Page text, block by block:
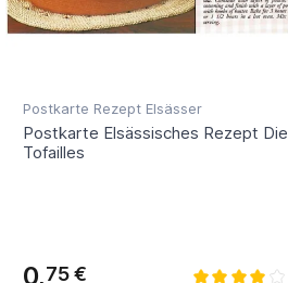
Postkarte Rezept Elsässer
Postkarte Elsässisches Rezept Die
Tofailles
0,75 €